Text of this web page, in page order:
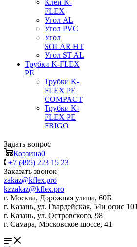
Клей K-
FLEX
Угол AL
Угол PVC
Угол
SOLAR HT
Угол ST AL
Трубки K-FLEX
PE
Трубки K-
FLEX PE
COMPACT
Трубки K-
FLEX PE
FRIGO
Задать вопрос
Корзина0
+7 (495) 223 15 23
Заказать звонок
zakaz@kflex.pro
kzzakaz@kflex.pro
г. Москва, Дорожная улица, 60Б
г. Казань, ул. Гвардейская, 54и офис 101
г. Казань, ул. Островского, 98
г. Самара, Московское шоссе, 41